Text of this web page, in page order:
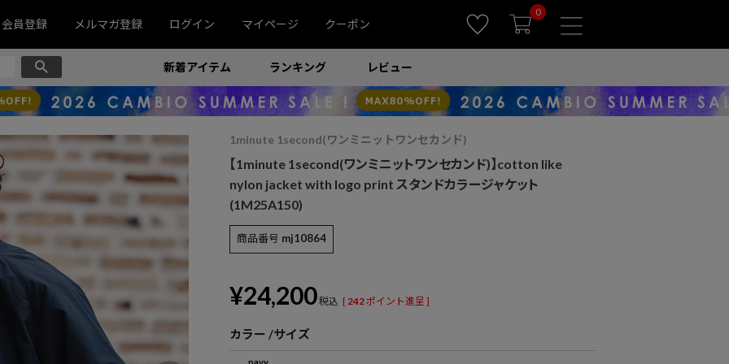
会員登録 メルマガ登録 ログイン マイページ クーポン
0
新着アイテム ランキング レビュー
1minute 1second(ワンミニットワンセカンド)
【1minute 1second(ワンミニットワンセカンド)】cotton like
nylon jacket with logo print スタンドカラージャケット
(1M25A150)
商品番号 mj10864
¥24,200税込 [242ポイント進呈 ]
カラー サイズ